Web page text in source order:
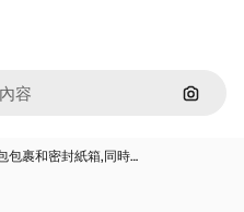
通過圖
包裹和密封紙箱,同時…